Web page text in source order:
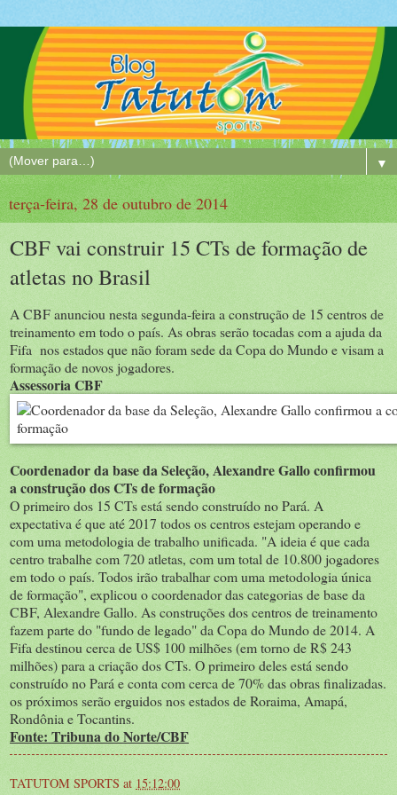
▼
terça-feira, 28 de outubro de 2014
CBF vai construir 15 CTs de formação de
atletas no Brasil
A CBF anunciou nesta segunda-feira a construção de 15 centros de
treinamento em todo o país. As obras serão tocadas com a ajuda da
Fifa nos estados que não foram sede da Copa do Mundo e visam a
formação de novos jogadores.
Assessoria CBF
Coordenador da base da Seleção, Alexandre Gallo confirmou
a construção dos CTs de formação
O primeiro dos 15 CTs está sendo construído no Pará. A
expectativa é que até 2017 todos os centros estejam operando e
com uma metodologia de trabalho unificada. "A ideia é que cada
centro trabalhe com 720 atletas, com um total de 10.800 jogadores
em todo o país. Todos irão trabalhar com uma metodologia única
de formação", explicou o coordenador das categorias de base da
CBF, Alexandre Gallo. As construções dos centros de treinamento
fazem parte do "fundo de legado" da Copa do Mundo de 2014. A
Fifa destinou cerca de US$ 100 milhões (em torno de R$ 243
milhões) para a criação dos CTs. O primeiro deles está sendo
construído no Pará e conta com cerca de 70% das obras finalizadas.
os próximos serão erguidos nos estados de Roraima, Amapá,
Rondônia e Tocantins.
Fonte: Tribuna do Norte/CBF
TATUTOM SPORTS at 15:12:00